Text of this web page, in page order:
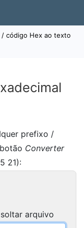
/ código Hex ao texto
prefixo /
Converter
21):
arquivo